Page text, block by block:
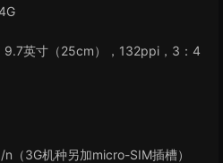
（25cm），132ppi，3：4
机种另加micro-SIM插槽）